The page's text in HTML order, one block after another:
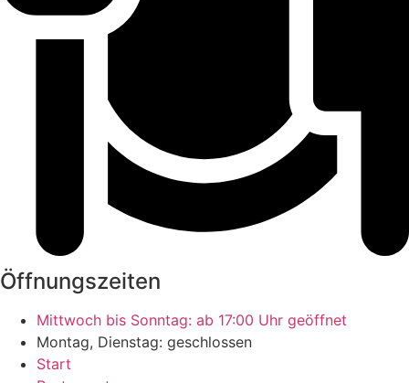
Öffnungszeiten
Mittwoch bis Sonntag: ab 17:00 Uhr geöffnet
Montag, Dienstag: geschlossen
Start